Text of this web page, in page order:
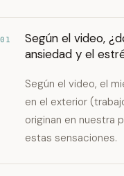
01
Según el video,
ansiedad y el
Según el video, el
en el exterior
originan en nuestra
estas sensaciones.